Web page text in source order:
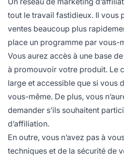
tout le travail fastidieux. Il vous
ventes beaucoup plus
place un programme par vous-
Vous aurez accès à une base de
à promouvoir votre produit. Le
large et accessible que si vous
vous-même. De plus, vous
demander s’ils souhaitent
d’affiliation.
En outre, vous n’avez pas à
techniques et de la sécurité de